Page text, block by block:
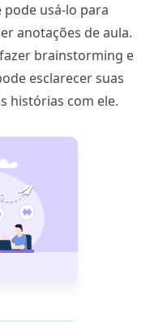
pode usá-lo para
anotações de aula.
brainstorming e
esclarecer suas
histórias com ele.